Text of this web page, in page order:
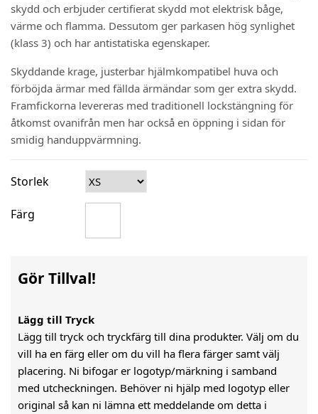
skydd och erbjuder certifierat skydd mot elektrisk båge,
värme och flamma. Dessutom ger parkasen hög synlighet
(klass 3) och har antistatiska egenskaper.
Skyddande krage, justerbar hjälmkompatibel huva och
förböjda ärmar med fällda ärmändar som ger extra skydd.
Framfickorna levereras med traditionell lockstängning för
åtkomst ovanifrån men har också en öppning i sidan för
smidig handuppvärmning.
Storlek
Färg
Gör Tillval!
Lägg till Tryck
Lägg till tryck och tryckfärg till dina produkter. Välj om du
vill ha en färg eller om du vill ha flera färger samt välj
placering. Ni bifogar er logotyp/märkning i samband
med utcheckningen. Behöver ni hjälp med logotyp eller
original så kan ni lämna ett meddelande om detta i